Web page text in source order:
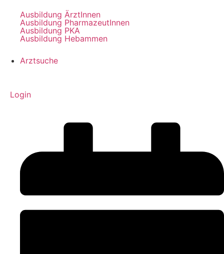
Ausbildung ÄrztInnen
Ausbildung PharmazeutInnen
Ausbildung PKA
Ausbildung Hebammen
Arztsuche
Login